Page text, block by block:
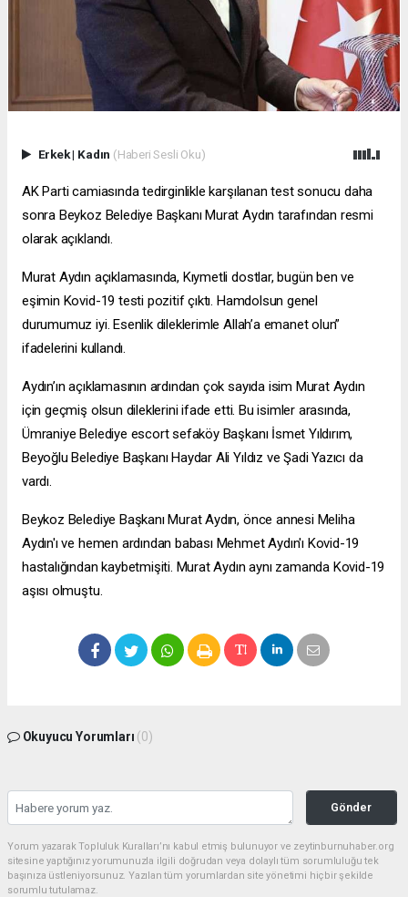
Erkek| Kadın (Haberi Sesli Oku)
AK Parti camiasında tedirginlikle karşılanan test sonucu daha
sonra Beykoz Belediye Başkanı Murat Aydın tarafından resmi
olarak açıklandı.
Murat Aydın açıklamasında, Kıymetli dostlar, bugün ben ve
eşimin Kovid-19 testi pozitif çıktı. Hamdolsun genel
durumumuz iyi. Esenlik dileklerimle Allah’a emanet olun”
ifadelerini kullandı.
Aydın’ın açıklamasının ardından çok sayıda isim Murat Aydın
için geçmiş olsun dileklerini ifade etti. Bu isimler arasında,
Ümraniye Belediye escort sefaköyBaşkanı İsmet Yıldırım,
Beyoğlu Belediye Başkanı Haydar Ali Yıldız ve Şadi Yazıcı da
vardı.
Beykoz Belediye Başkanı Murat Aydın, önce annesi Meliha
Aydın'ı ve hemen ardından babası Mehmet Aydın'ı Kovid-19
hastalığından kaybetmişiti. Murat Aydın aynı zamanda Kovid-19
aşısı olmuştu.
Okuyucu Yorumları (0)
Gönder
Yorum yazarak Topluluk Kuralları’nı kabul etmiş bulunuyor ve zeytinburnuhaber.org
sitesine yaptığınız yorumunuzla ilgili doğrudan veya dolaylı tüm sorumluluğu tek
başınıza üstleniyorsunuz. Yazılan tüm yorumlardan site yönetimi hiçbir şekilde
sorumlu tutulamaz.